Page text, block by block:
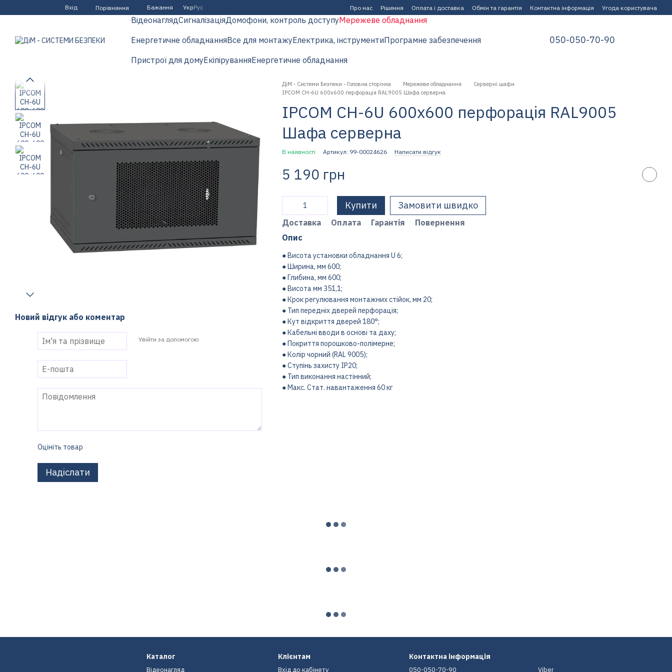
Перейти до основного контенту
Вхід Порівняння Бажання УкрРус Про нас Рішення Оплата і доставка Обмін та гарантія Контактна інформація Угода користувача
ВідеонаглядСигналізаціяДомофони, контроль доступуМережеве обладнання
Енергетичне обладнанняВсе для монтажуЕлектрика, інструментиПрограмне забезпечення
Пристрої для домуЕкіпіруванняЕнергетичне обладнання
050-050-70-90
Новий відгук або коментар
Увійти за допомогою
Оцініть товар
Надіслати
ДіМ - Системи Безпеки - Головна сторінка Мережеве обладнання
Серверні шафи
IPCOM CH-6U 600x600 перфорація RAL9005 Шафа серверна
IPCOM CH-6U 600x600 перфорація RAL9005
Шафа серверна
В наявності Артикул: 99-00024626 Написати відгук
5 190 грн
Купити Замовити швидко
Доставка Оплата Гарантія
Повернення
Опис
● Висота установки обладнання U 6;
● Ширина, мм 600;
● Глибина, мм 600;
● Висота мм 351,1;
● Крок регулювання монтажних стійок, мм 20;
● Тип передніх дверей перфорація;
● Кут відкриття дверей 180°;
● Кабельні вводи в основі та даху;
● Покриття порошково-полімерне;
● Колір чорний (RAL 9005);
● Ступінь захисту IP20;
● Тип виконання настінний;
● Макс. Стат. навантаження 60 кг
Каталог
Відеонагляд
Клієнтам
Вхід до кабінету
Контактна інформація
050-050-70-90 Viber